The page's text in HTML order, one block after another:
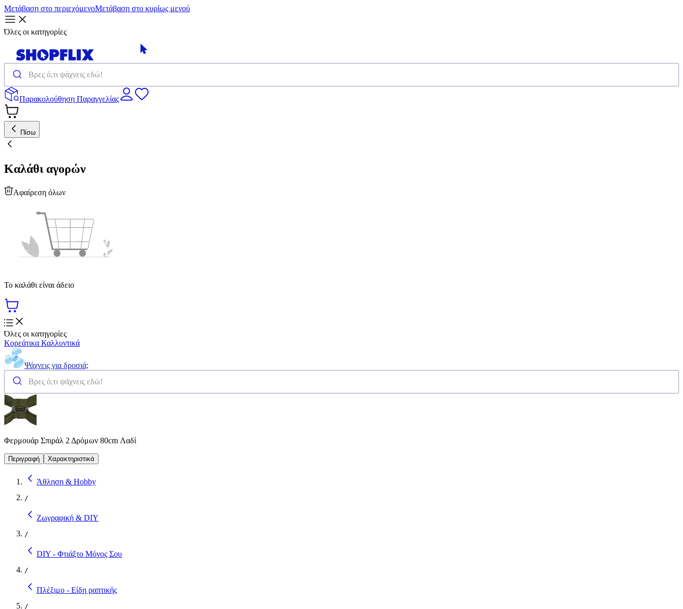
Μετάβαση στο περιεχόμενοΜετάβαση στο κυρίως μενού
Όλες οι κατηγορίες
Παρακολούθηση Παραγγελίας
Πίσω
Καλάθι αγορών
Αφαίρεση όλων
Το καλάθι είναι άδειο
Όλες οι κατηγορίες
Κορεάτικα Καλλυντικά
Ψάχνεις για δροσιά;
Φερμουάρ Σπιράλ 2 Δρόμων 80cm Λαδί
Περιγραφή Χαρακτηριστικά
Άθληση & Hobby
/
Ζωγραφική & DIY
/
DIY - Φτιάξτο Μόνος Σου
/
Πλέξιμο - Είδη ραπτικής
/